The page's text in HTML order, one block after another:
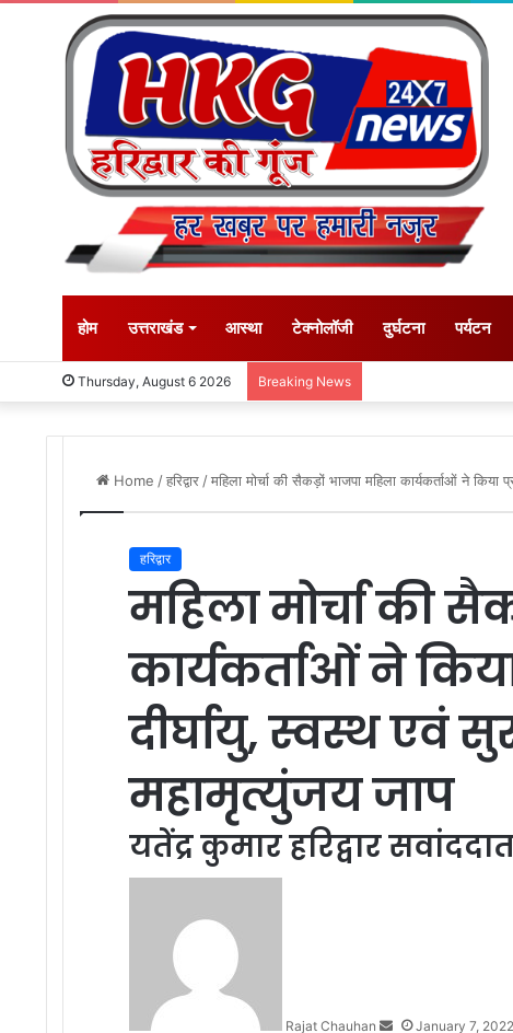
होम उत्तराखंड आस्था टेक्नोलॉजी दुर्घटना पर्यटन
Thursday, August 6 2026 Breaking News
Home /हरिद्वार/महिला मोर्चा की सैकड़ों भाजपा महिला कार्यकर्ताओं ने किया
हरिद्वार
महिला मोर्चा की
कार्यकर्ताओं ने
दीर्घायु, स्वस्थ एवं
महामृत्युंजय जाप
यतेंद्र कुमार हरिद्वार
Rajat Chauhan January 7, 2022